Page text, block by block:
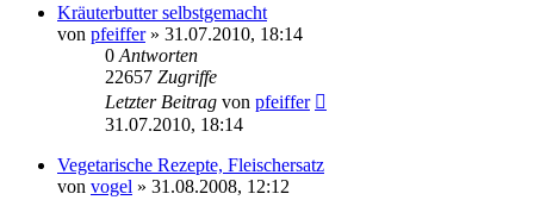
Kräuterbutter selbstgemacht
von pfeiffer» 31.07.2010, 18:14
0 Antworten
22657 Zugriffe
Letzter Beitrag von pfeiffer
31.07.2010, 18:14
Vegetarische Rezepte, Fleischersatz
von vogel » 31.08.2008, 12:12